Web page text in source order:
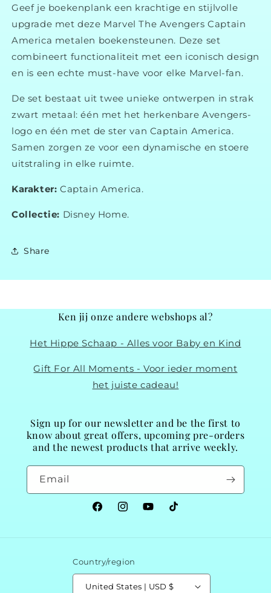
Geef je boekenplank een krachtige en stijlvolle
upgrade met deze Marvel The Avengers Captain
America metalen boekensteunen. Deze set
combineert functionaliteit met een iconisch design
en is een echte must-have voor elke Marvel-fan.
De set bestaat uit twee unieke ontwerpen in strak
zwart metaal: één met het herkenbare Avengers-
logo en één met de ster van Captain America.
Samen zorgen ze voor een dynamische en stoere
uitstraling in elke ruimte.
Karakter: Captain America.
Collectie: Disney Home.
Share
Ken jij onze andere webshops al?
Het Hippe Schaap - Alles voor Baby en Kind
Gift For All Moments - Voor ieder moment
het juiste cadeau!
Sign up for our newsletter and be the first to
know about great offers, upcoming pre-orders
and the newest products that arrive weekly.
Email
FacebookInstagramYouTubeTikTok
Country/region
United States | USD $